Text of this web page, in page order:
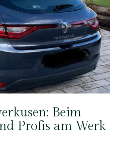
Beim
Profis am Werk